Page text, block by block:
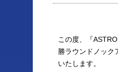
この度、『
勝ラウンドノック
いたします。